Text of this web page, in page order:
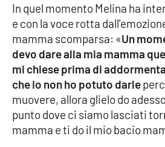
STREAMING
LaC TV
LaC Network
LaC OnAir
In quel momento Melina ha
e con la voce rotta
mamma scomparsa: «Un
devo dare alla mia mamma
mi chiese prima di
che io non ho potuto darle
muovere, allora glielo do
punto dove ci siamo lasciati
mamma e ti do il mio bacio